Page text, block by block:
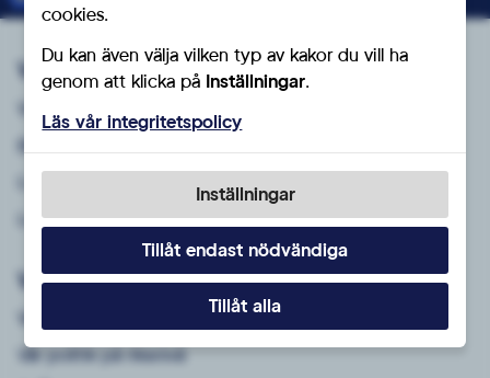
Vårt parti
Vilka vi är
Bli medlem
Lediga tjänster
Vad vi vill
Vår politik lokalt
Vår politik på riksnivå
cookies.
Du kan även välja vilken typ av kakor du vill ha
genom att klicka på Inställningar.
Läs vår integritetspolicy
Inställningar
Tillåt endast nödvändiga
Tillåt alla